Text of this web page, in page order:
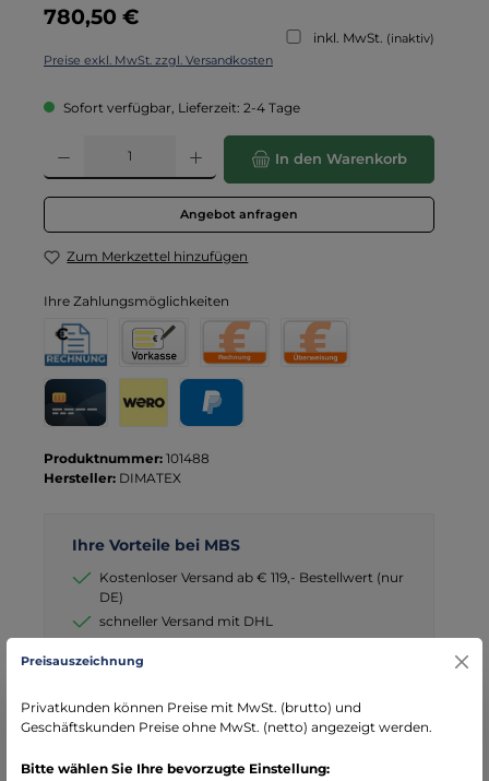
Regulärer Preis:
780,50 €
inkl. MwSt. (inaktiv)
Preise exkl. MwSt. zzgl. Versandkosten
Sofort verfügbar, Lieferzeit: 2-4 Tage
Produkt Anzahl: Gib den gewünschten Wert ein oder benutze die
In den Warenkorb
Angebot anfragen
Zum Merkzettel hinzufügen
Ihre Zahlungsmöglichkeiten
Rechnung
Rechnung für Behörden
Vorkasse
Produktnummer: 101488
Hersteller: DIMATEX
Ihre Vorteile bei MBS
Kostenloser Versand ab € 119,- Bestellwert (nur
DE)
schneller Versand mit DHL
Bereich Notfallmedizin
Preisauszeichnung
Privatkunden können Preise mit MwSt. (brutto) und
Geschäftskunden Preise ohne MwSt. (netto) angezeigt werden.
Bitte wählen Sie Ihre bevorzugte Einstellung: